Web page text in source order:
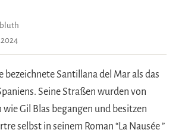
bezeichnete Santillana del Mar als das
Seine Straßen wurden von
Gil Blas begangen und besitzen
selbst in seinem Roman “La Nausée ”